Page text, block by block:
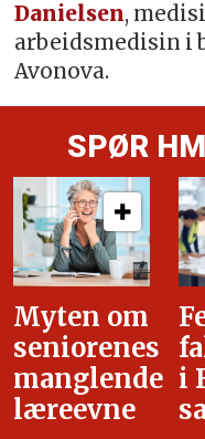
Danielsen,
arbeidsmedisin i
Avonova.
SPØR
Fem
fallgruver
i BHT-
samarbeidet